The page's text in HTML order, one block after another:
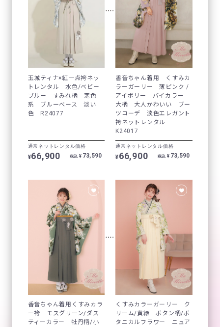
玉城ティナ×紅一点袴ネッ
トレンタル 水色/ベビー
ブルー すみれ柄 寒色
系 ブルーべース 淡い
色 R24077
通常ネットレンタル価格
¥66,900 税込 ¥ 73,590
香音ちゃん着用 くすみカ
ラーガーリー 薄ピンク /
アイボリー バイカラー
大柄 大人かわいい ブー
ツコーデ 淡色エレガント
袴ネットレンタル
K24017
通常ネットレンタル価格
¥66,900 税込 ¥ 73,590
香音ちゃん着用くすみカラ
ー袴 モスグリーン/ダス
ティーカラー 牡丹柄/小
くすみカラーガーリー ク
リーム/黄緑 ボタン柄/ボ
タニカルフラワー ニュア